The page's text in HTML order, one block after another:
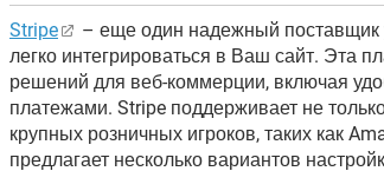
Stripe
– еще один надежный поставщик
легко интегрироваться в Ваш сайт. Эта
решений для веб-коммерции, включая
платежами. Stripe поддерживает не
крупных розничных игроков, таких как
предлагает несколько вариантов